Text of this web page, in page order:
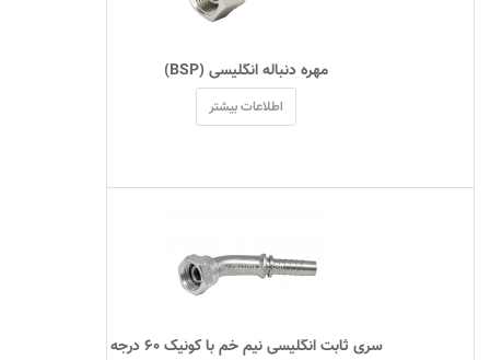
مهره دنباله انگلیسی (BSP)
اطلاعات بیشتر
سری ثابت انگلیسی نیم خم با کونیک ۶۰ درجه